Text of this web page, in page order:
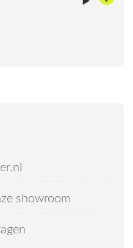
showroom